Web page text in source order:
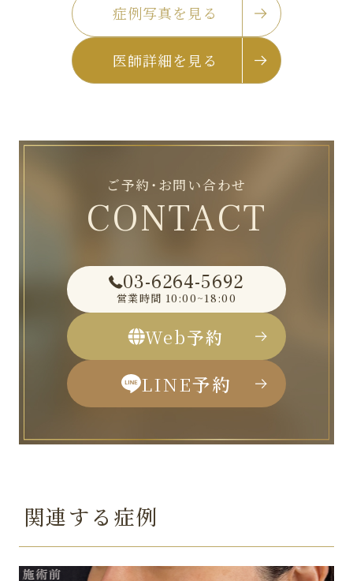
症例写真を見る
医師詳細を見る
ご予約・お問い合わせ
CONTACT
03-6264-5692
営業時間 10:00~18:00
Web予約
LINE予約
関連する症例